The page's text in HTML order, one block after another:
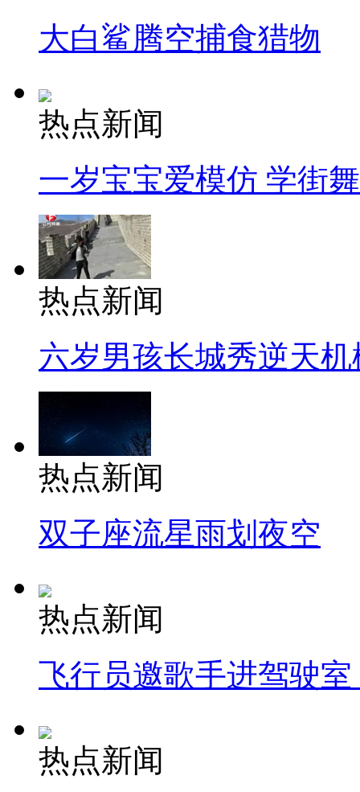
大白鲨腾空捕食猎物
热点新闻
一岁宝宝爱模仿 学街
热点新闻
六岁男孩长城秀逆天机
热点新闻
双子座流星雨划夜空
热点新闻
飞行员邀歌手进驾驶
热点新闻